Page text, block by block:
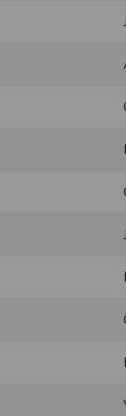
les
qui
de
que les données
que l’EDITEUR ne
les utilisateurs du
données
entre votre
de passe. Enfin, les
navigateur
choisir de
préférences sur